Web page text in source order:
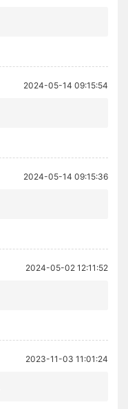
2024-05-14 09:15:54
2024-05-14 09:15:36
2024-05-02 12:11:52
2023-11-03 11:01:24